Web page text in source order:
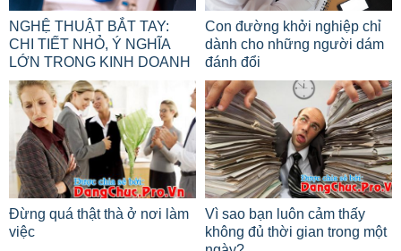
NGHỆ THUẬT BẮT TAY:
CHI TIẾT NHỎ, Ý NGHĨA
LỚN TRONG KINH DOANH
Con đường khởi nghiệp chỉ
dành cho những người dám
đánh đổi
Đừng quá thật thà ở nơi làm
việc
Vì sao bạn luôn cảm thấy
không đủ thời gian trong một